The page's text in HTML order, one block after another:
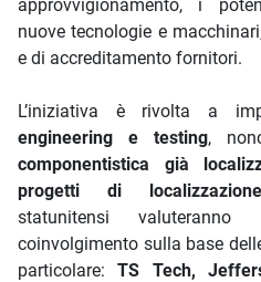
approvvigionamento, i
nuove tecnologie e
e di accreditamento fornitori.
L’iniziativa è rivolta a
engineering e testing,
componentistica già
progetti di localizzazione
statunitensi
coinvolgimento sulla base
particolare:TS Tech,